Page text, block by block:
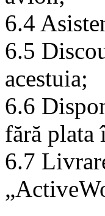
6.4
6.5
acestuia;
6.6
fără plata
6.7